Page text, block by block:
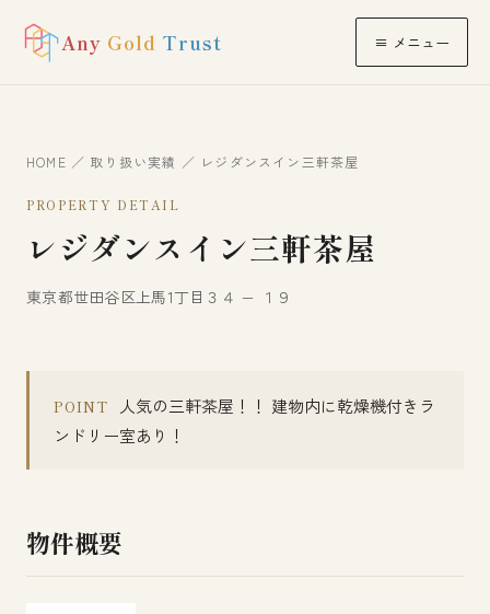
Any Gold Trust ≡ メニュー
HOME ／ 取り扱い実績 ／ レジダンスイン三軒茶屋
PROPERTY DETAIL
レジダンスイン三軒茶屋
東京都世田谷区上馬1丁目３４ − １９
POINT
人気の三軒茶屋！！ 建物内に乾燥機付きラ
ンドリー室あり！
物件概要